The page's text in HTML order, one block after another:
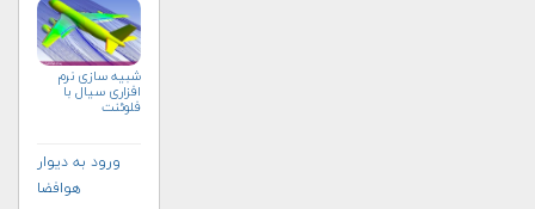
شبیه سازی نرم
افزاری سیال با
فلوئنت
ورود به دیوار
هوافضا